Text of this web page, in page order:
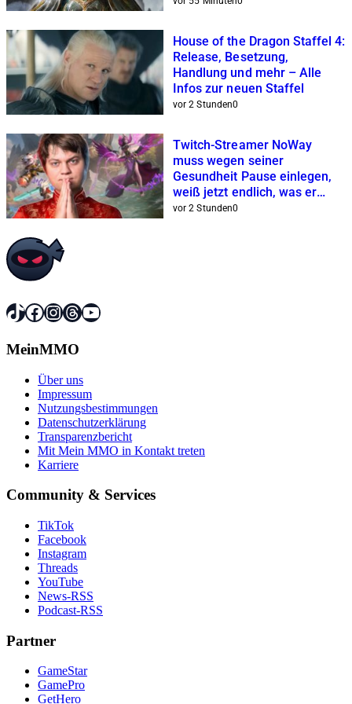
House of the Dragon Staffel 4:
Release, Besetzung,
Handlung und mehr – Alle
Infos zur neuen Staffel
vor 2 Stunden0
Twitch-Streamer NoWay
muss wegen seiner
Gesundheit Pause einlegen,
weiß jetzt endlich, was er
genau hat
vor 2 Stunden0
TikTok
Facebook
Instagram
Threads
YouTube
MeinMMO
Über uns
Impressum
Nutzungsbestimmungen
Datenschutzerklärung
Transparenzbericht
Mit Mein MMO in Kontakt treten
Karriere
Community & Services
TikTok
Facebook
Instagram
Threads
YouTube
News-RSS
Podcast-RSS
Partner
GameStar
GamePro
GetHero